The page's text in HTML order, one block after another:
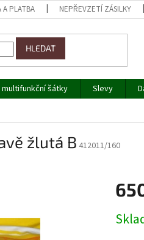
A PLATBA NEPŘEVZETÍ ZÁSILKY
HLEDAT
multifunkční šátky Slevy
žlutá B 412011/160
cena: